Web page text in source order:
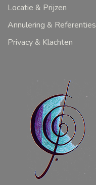
Locatie & Prijzen
Annulering & Referenties
Privacy & Klachten